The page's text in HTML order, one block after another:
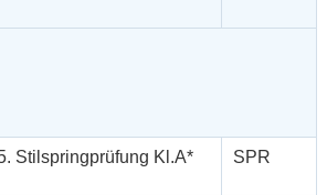
Stilspringprüfung Kl.A* SPR